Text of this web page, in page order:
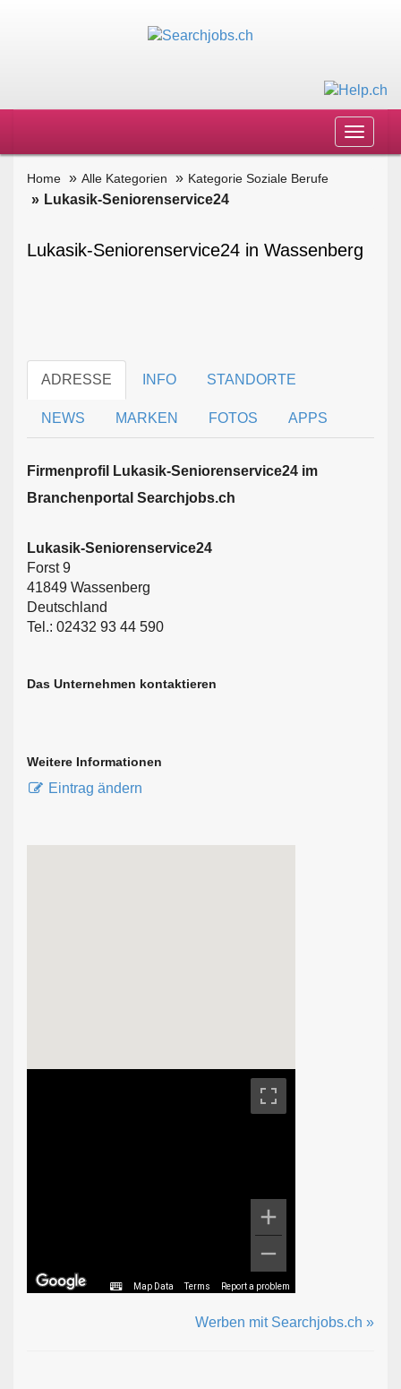
Toggle
Home Alle Kategorien Kategorie Soziale Berufe
Lukasik-Seniorenservice24
Lukasik-Seniorenservice24 in Wassenberg
ADRESSE INFO STANDORTE
NEWS MARKEN FOTOS APPS
Firmen­profil Lukasik-Seniorenservice24 im
Branchen­portal Searchjobs.ch
Lukasik-Seniorenservice24
Forst 9
41849 Wassenberg
Deutschland
Tel.: 02432 93 44 590
Das Unternehmen kontaktieren
Weitere Informationen
Eintrag ändern
Map Data Terms Report a problem
Werben mit Searchjobs.ch »